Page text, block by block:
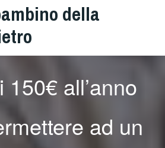
della
all’anno
ad un